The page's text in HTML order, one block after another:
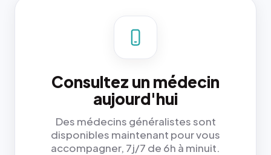
Consultez un médecin
aujourd'hui
Des médecins généralistes sont
disponibles maintenant pour vous
accompagner, 7j/7 de 6h à minuit.